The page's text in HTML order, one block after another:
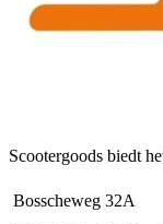
Scootergoods biedt
Bosscheweg 32A